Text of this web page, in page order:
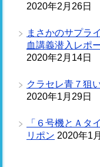
2020年2月26日
まさかのサプラ
血講義潜入レ
2020年2月14日
クラセレ青７
2020年1月29日
「６号機とＡタ
リポン 2020年1